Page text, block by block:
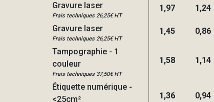
Gravure laser
Frais techniques 26,25€ HT
1,97 1,24
Gravure laser
Frais techniques 26,25€ HT
1,45 0,86
Tampographie - 1
couleur
Frais techniques 37,50€ HT
1,58 1,14
Étiquette numérique -
<25cm²
1,36 0,94